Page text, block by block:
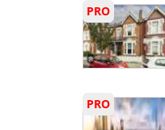
PRO
PRO